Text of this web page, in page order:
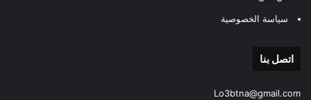
سياسة الخصوصية
اتصل بنا
Lo3btna@gmail.com